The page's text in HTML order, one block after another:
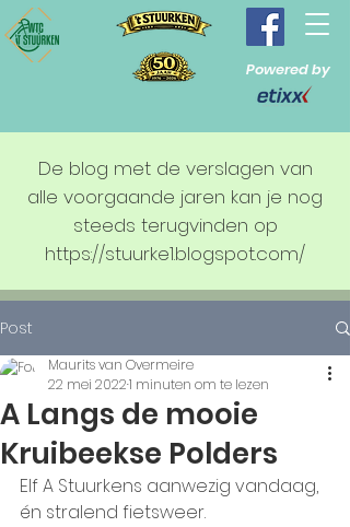
Powered by
De blog met de verslagen van
alle voorgaande jaren kan je nog
steeds terugvinden op
https://stuurke1.blogspot.com/
Post
A Langs de mooie
Kruibeekse Polders
Maurits van Overmeire
22 mei 20221 minuten om te lezen
Elf A Stuurkens aanwezig vandaag,
én stralend fietsweer.